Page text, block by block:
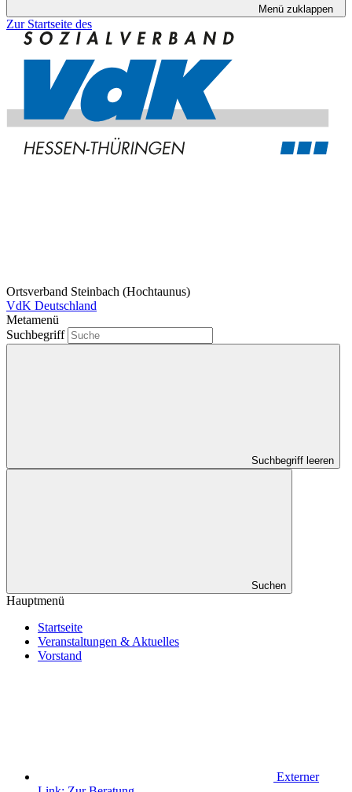
Menü zuklappen
Zur Startseite des
Ortsverband Steinbach (Hochtaunus)
VdK Deutschland
Metamenü
Suchbegriff
Suchbegriff leeren
Suchen
Hauptmenü
Startseite
Veranstaltungen & Aktuelles
Vorstand
Externer